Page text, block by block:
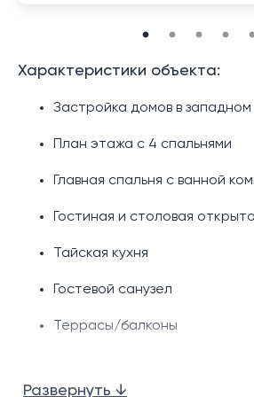
Характеристики объекта:
Застройка домов в западном
План этажа с 4 спальнями
Главная спальня с ванной
Гостиная и столовая
Тайская кухня
Гостевой санузел
Террасы/балконы
Развернуть ↓